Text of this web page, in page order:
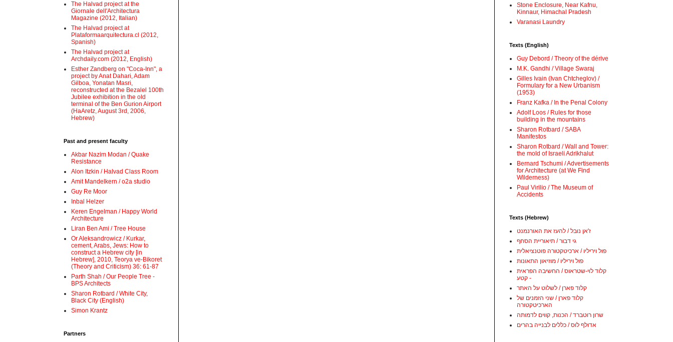
The Halvad project at the
Giornale dell'Architectura
Magazine (2012, Italian)
The Halvad project at
Plataformaarquitectura.cl (2012,
Spanish)
The Halvad project at
Archdaily.com (2012, English)
Esther Zandberg on "Coca-Inn", a
project by Anat Dahari, Adam
Gilboa, Yonatan Masri,
reconstructed at the Bezalel 100th
Jubilee exhibition in the old
terminal of the Ben Gurion Airport
(HaAretz, August 3rd, 2006,
Hebrew)
Past and present faculty
Akbar Nazim Modan / Quake
Resistance
Alon Itzkin / Halvad Class Room
Amit Mandelkern / o2a studio
Guy Re Moor
Inbal Helzer
Keren Engelman / Happy World
Architecture
Liran Ben Ami / Tree House
Or Aleksandrowicz / Kurkar,
cement, Arabs, Jews: How to
construct a Hebrew city [in
Hebrew], 2010, Teorya ve-Bikoret
(Theory and Criticism) 36: 61-87
Parth Shah / Our People Tree -
BPS Architects
Sharon Rotbard / White City,
Black City (English)
Simon Krantz
Partners
Stone Enclosure, Near Kafnu,
Kinnaur, Himachal Pradesh
Varanasi Laundry
Texts (English)
Guy Debord / Theory of the dérive
M.K. Gandhi / Village Swaraj
Gilles Ivain (Ivan Chtcheglov) /
Formulary for a New Urbanism
(1953)
Franz Kafka / In the Penal Colony
Adolf Loos / Rules for those
building in the mountains
Sharon Rotbard / SABA
Manifestos
Sharon Rotbard / Wall and Tower:
the mold of Israeli Adrikhalut
Bernard Tschumi / Advertisements
for Architecture (at We Find
Wilderness)
Paul Virilio / The Museum of
Accidents
Texts (Hebrew)
ז'אן נובל / להעז את האורנמנט
גי דבור / תיאוריית הסחף
פול ויריליו / ארכיטקטורה פוטנציאלית
פול ויריליו / מוזיאון התאונות
קלוד לוי-שטראוס / החשיבה הפראית
- קטע
קלוד פארן / לשלוט על האתר
קלוד פארן / שני הזמנים של
הארכיטקטורה
שרון רוטברד / הכנות, קווים לדמותה
אדולף לוס / כללים לבנייה בהרים